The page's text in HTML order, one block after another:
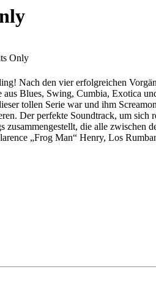
Only
Nach den vier erfolgreichen
aus Blues, Swing, Cumbia, Exotica
tollen Serie war und ihm
Der perfekte Soundtrack, um
zusammengestellt, die alle
„Frog Man“ Henry, Los